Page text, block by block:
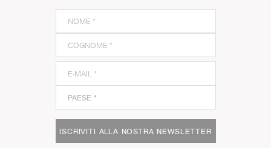
ISCRIVITI ALLA NOSTRA NEWSLETTER